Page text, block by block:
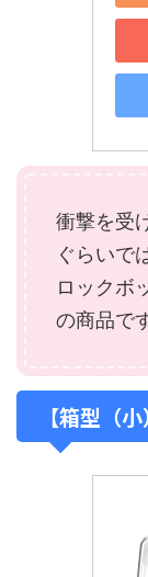
衝撃を受
ぐらいで
ロックボ
の商品で
【箱型（